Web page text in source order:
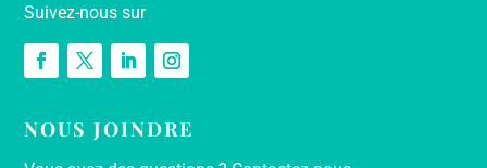
Suivez-nous sur
NOUS JOINDRE